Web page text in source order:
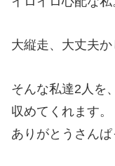
大縦走、大丈夫か
そんな私達2人を
収めてくれます。
ありがとうさんぱ